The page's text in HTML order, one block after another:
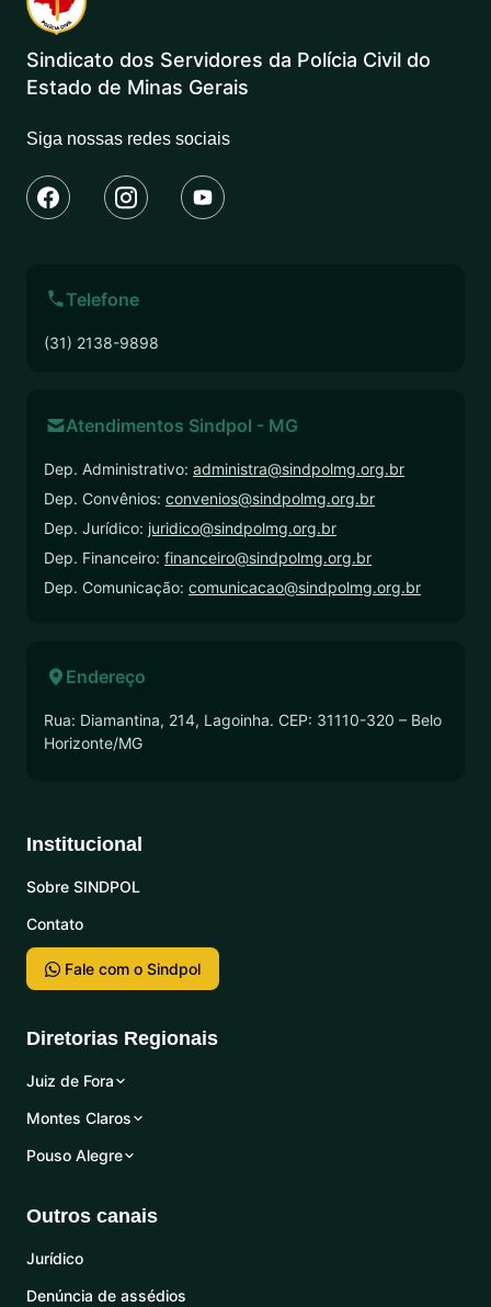
Sindicato dos Servidores da Polícia Civil do
Estado de Minas Gerais
Siga nossas redes sociais
Telefone
(31) 2138-9898
Atendimentos Sindpol - MG
Dep. Administrativo: administra@sindpolmg.org.br
Dep. Convênios: convenios@sindpolmg.org.br
Dep. Jurídico: juridico@sindpolmg.org.br
Dep. Financeiro: financeiro@sindpolmg.org.br
Dep. Comunicação: comunicacao@sindpolmg.org.br
Endereço
Rua: Diamantina, 214, Lagoinha. CEP: 31110-320 – Belo
Horizonte/MG
Institucional
Sobre SINDPOL
Contato
Fale com o Sindpol
Diretorias Regionais
Juiz de Fora
Montes Claros
Pouso Alegre
Outros canais
Jurídico
Denúncia de assédios